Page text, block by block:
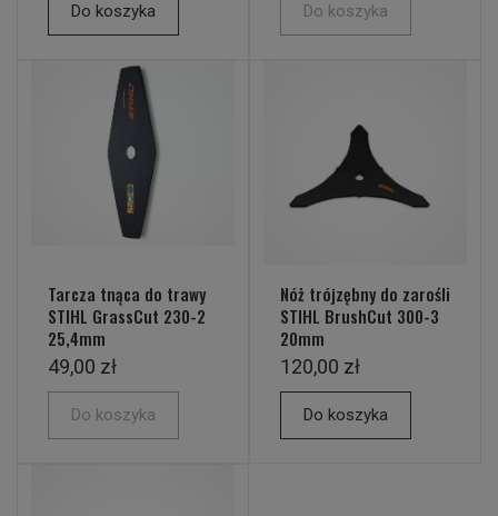
Do koszyka Do koszyka
Tarcza tnąca do trawy
STIHL GrassCut 230-2
25,4mm
49,00 zł
Do koszyka
Nóż trójzębny do zarośli
STIHL BrushCut 300-3
20mm
120,00 zł
Do koszyka